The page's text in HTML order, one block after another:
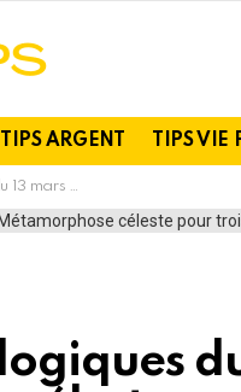
TIPS ARGENT TIPS VIE
signes du zodiaque